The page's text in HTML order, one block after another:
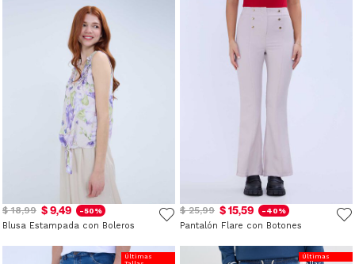
$ 18,99 $ 9,49 -50%
Blusa Estampada con Boleros
$ 25,99 $ 15,59 -40%
Pantalón Flare con Botones
Últimas
Últimas